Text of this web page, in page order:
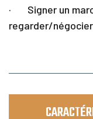
· Signer un
regarder/